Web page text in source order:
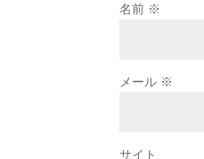
名前 ※
メール ※
サイト